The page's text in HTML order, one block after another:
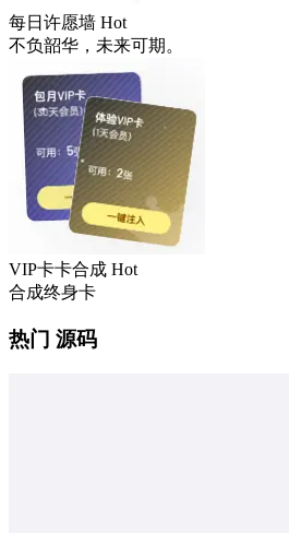
每日许愿墙 Hot
不负韶华，未来可期。
VIP卡卡合成 Hot
合成终身卡
热门 源码